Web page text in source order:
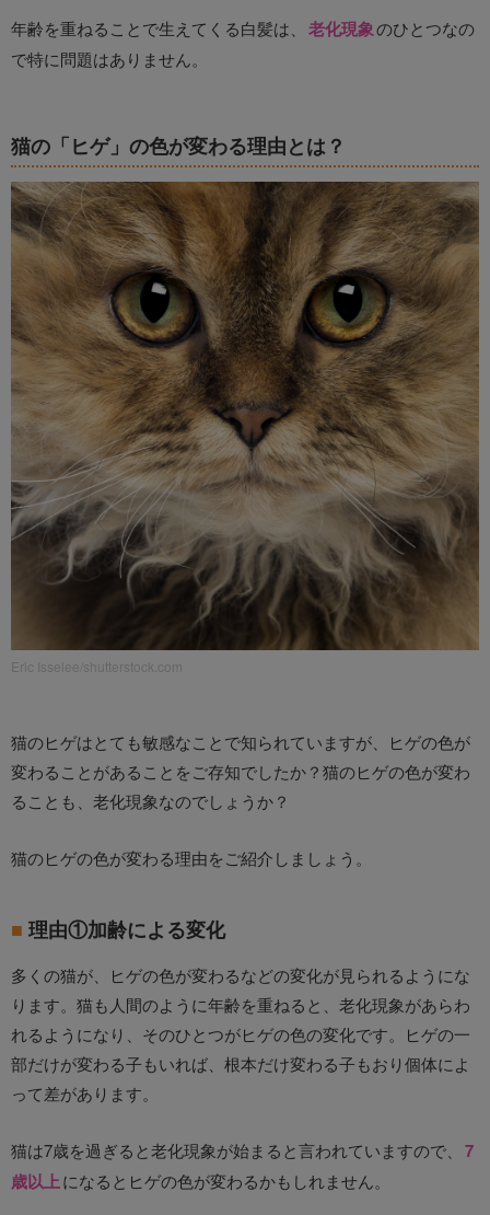
年齢を重ねることで生えてくる白髪は、 老化現象のひとつなの
で特に問題はありません。
猫の「ヒゲ」の色が変わる理由とは？
Eric Isselee/shutterstock.com
猫のヒゲはとても敏感なことで知られていますが、ヒゲの色が
変わることがあることをご存知でしたか？猫のヒゲの色が変わ
ることも、老化現象なのでしょうか？
猫のヒゲの色が変わる理由をご紹介しましょう。
理由①加齢による変化
多くの猫が、ヒゲの色が変わるなどの変化が見られるようにな
ります。猫も人間のように年齢を重ねると、老化現象があらわ
れるようになり、そのひとつがヒゲの色の変化です。ヒゲの一
部だけが変わる子もいれば、根本だけ変わる子もおり個体によ
って差があります。
猫は7歳を過ぎると老化現象が始まると言われていますので、 7
歳以上になるとヒゲの色が変わるかもしれません。